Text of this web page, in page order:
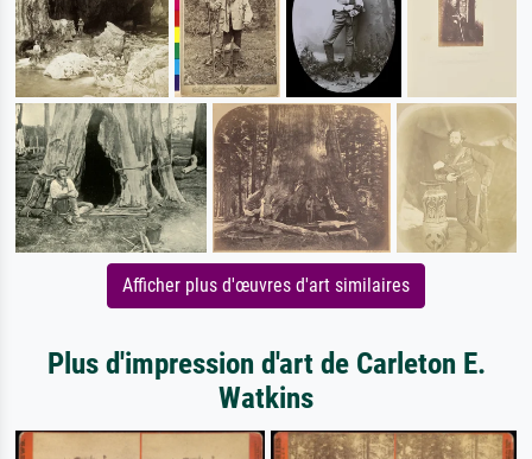
Afficher plus d'œuvres d'art similaires
Plus d'impression d'art de Carleton E.
Watkins